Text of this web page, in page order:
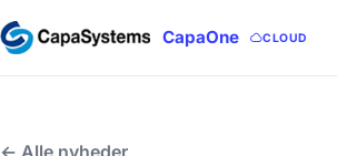
CapaOne CLOUD
← Alle nyheder